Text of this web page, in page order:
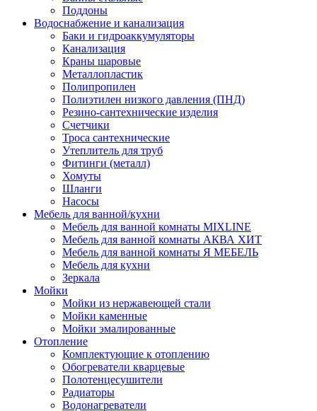
Поддоны
Водоснабжение и канализация
Баки и гидроаккумуляторы
Канализация
Краны шаровые
Металлопластик
Полипропилен
Полиэтилен низкого давления (ПНД)
Резино-сантехнические изделия
Счетчики
Троса сантехнические
Утеплитель для труб
Фитинги (металл)
Хомуты
Шланги
Насосы
Мебель для ванной/кухни
Мебель для ванной комнаты MIXLINE
Мебель для ванной комнаты АКВА ХИТ
Мебель для ванной комнаты Я МЕБЕЛЬ
Мебель для кухни
Зеркала
Мойки
Мойки из нержавеющей стали
Мойки каменные
Мойки эмалированные
Отопление
Комплектующие к отоплению
Обогреватели кварцевые
Полотенцесушители
Радиаторы
Водонагреватели